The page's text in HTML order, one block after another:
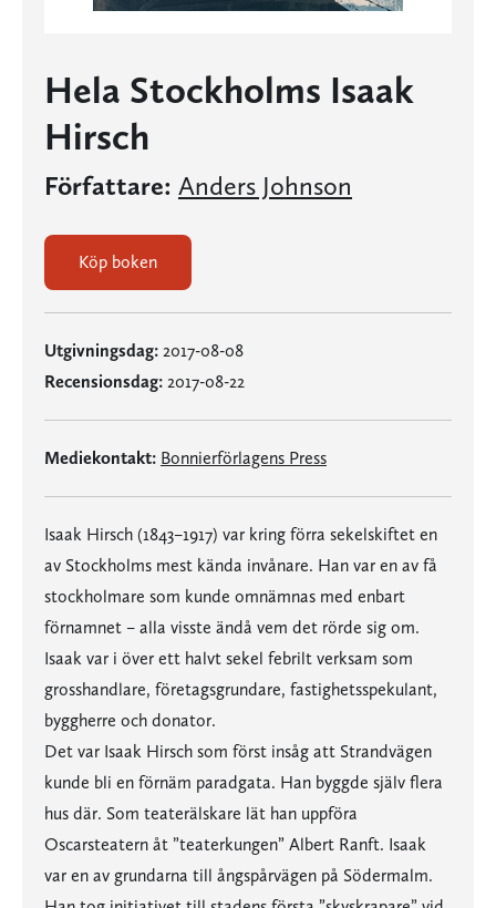
Hela Stockholms Isaak
Hirsch
Författare: Anders Johnson
Köp boken
Utgivningsdag: 2017-08-08
Recensionsdag: 2017-08-22
Mediekontakt: Bonnierförlagens Press
Isaak Hirsch (1843–1917) var kring förra sekelskiftet en
av Stockholms mest kända invånare. Han var en av få
stockholmare som kunde omnämnas med enbart
förnamnet – alla visste ändå vem det rörde sig om.
Isaak var i över ett halvt sekel febrilt verksam som
grosshandlare, företagsgrundare, fastighetsspekulant,
byggherre och donator.
Det var Isaak Hirsch som först insåg att Strandvägen
kunde bli en förnäm paradgata. Han byggde själv flera
hus där. Som teaterälskare lät han uppföra
Oscarsteatern åt ”teaterkungen” Albert Ranft. Isaak
var en av grundarna till ångspårvägen på Södermalm.